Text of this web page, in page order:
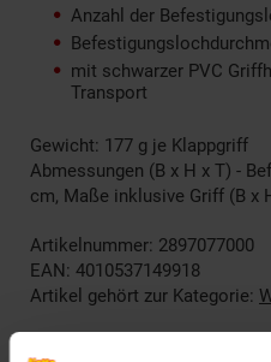
Anzahl der
mit schwarzer PVC
Transport
Gewicht: 177 g je Klappgriff
Abmessungen (B x H x T) -
cm, Maße inklusive Griff (B x
Artikelnummer: 2897077000
EAN: 4010537149918
Artikel gehört zur Kategorie: